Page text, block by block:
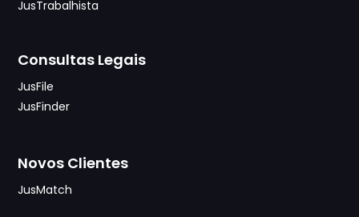
JusTrabalhista
Consultas Legais
JusFile
JusFinder
Novos Clientes
JusMatch